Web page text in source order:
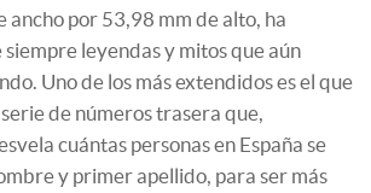
ancho por 53,98 mm de alto, ha
leyendas y mitos que aún
Uno de los más extendidos es el que
de números trasera que,
cuántas personas en España se
y primer apellido, para ser más